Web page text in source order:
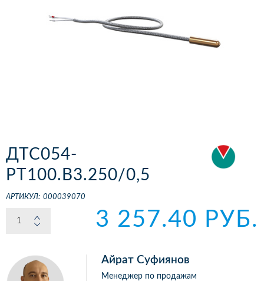
ДТС054-
РТ100.В3.250/0,5
АРТИКУЛ: 000039070
3 257.40 РУБ.
Айрат Суфиянов
Менеджер по продажам